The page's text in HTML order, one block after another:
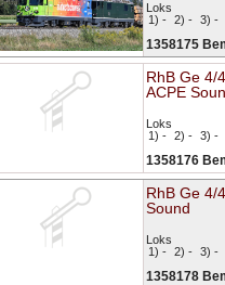
Loks
1) - 2) - 3) -
1358175
RhB Ge 4/
ACPE Soun
Loks
1) - 2) - 3) -
1358176
RhB Ge 4/
Sound
Loks
1) - 2) - 3) -
1358178